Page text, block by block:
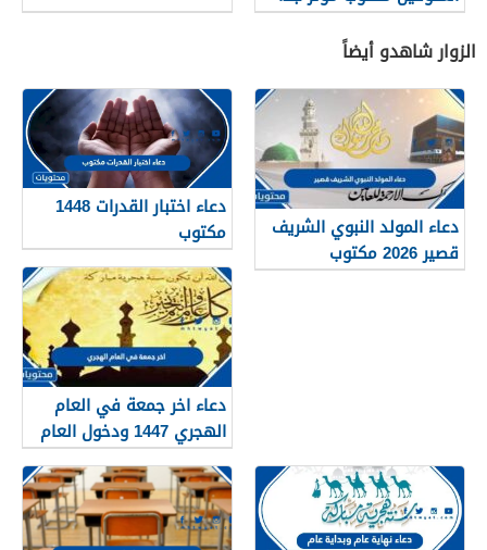
2026
الزوار شاهدو أيضاً
دعاء المولد النبوي الشريف
قصير 2026 مكتوب
دعاء اختبار القدرات 1448
مكتوب
دعاء اخر جمعة في العام
الهجري 1447 ودخول العام
الجديد 1448